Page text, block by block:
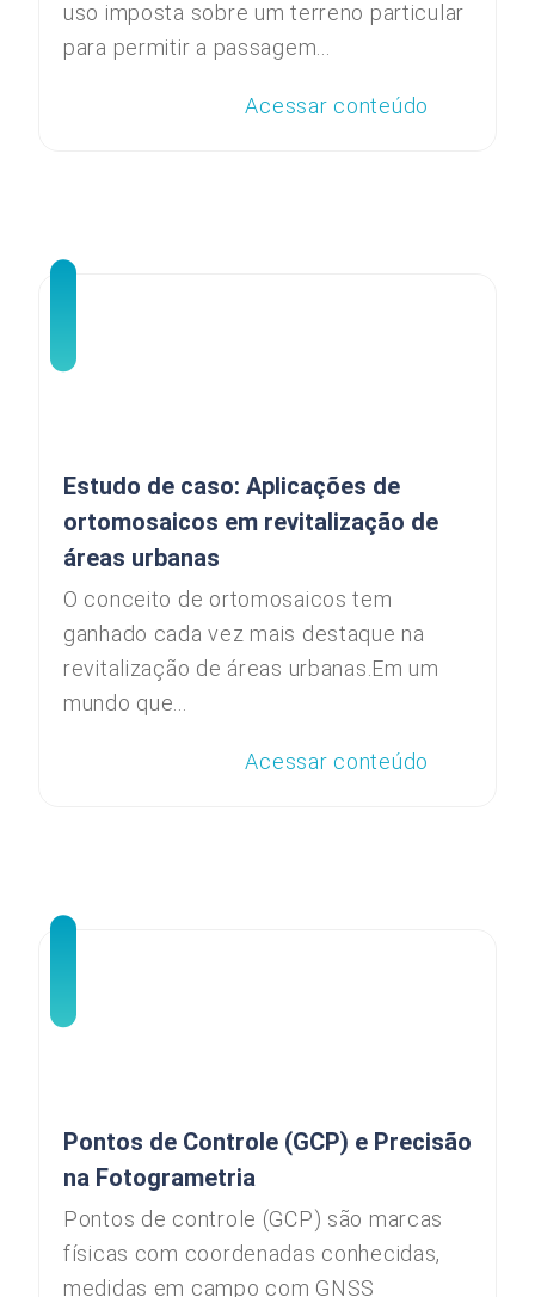
uso imposta sobre um terreno particular
para permitir a passagem...
Acessar conteúdo
Estudo de caso: Aplicações de
ortomosaicos em revitalização de
áreas urbanas
O conceito de ortomosaicos tem
ganhado cada vez mais destaque na
revitalização de áreas urbanas.Em um
mundo que...
Acessar conteúdo
Pontos de Controle (GCP) e Precisão
na Fotogrametria
Pontos de controle (GCP) são marcas
físicas com coordenadas conhecidas,
medidas em campo com GNSS